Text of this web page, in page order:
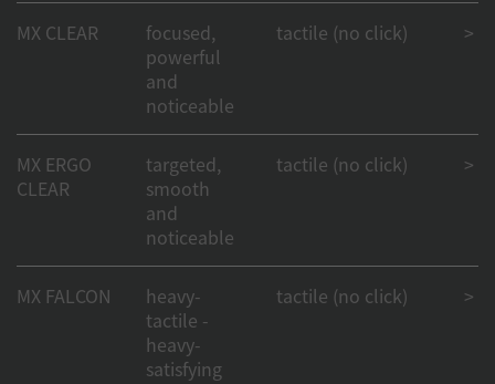
MX CLEAR
focused,
powerful
and
noticeable
tactile (no click) >
MX ERGO
CLEAR
targeted,
smooth
and
noticeable
tactile (no click) >
MX FALCON
heavy-
tactile -
heavy-
satisfying
tactile (no click) >